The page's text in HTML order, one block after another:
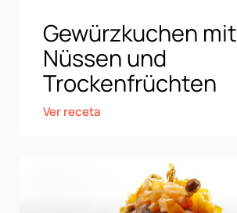
Gewürzkuchen mit
Nüssen und
Trockenfrüchten
Ver receta